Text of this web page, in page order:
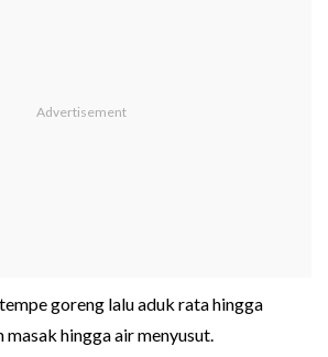
goreng lalu aduk rata hingga
masak hingga air menyusut.